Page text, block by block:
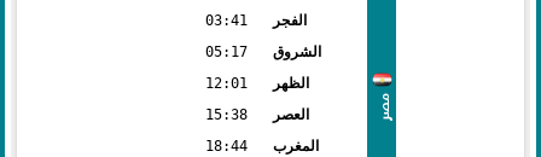
مصر
الفجر
03:41
الشروق
05:17
الظهر
12:01
العصر
15:38
المغرب
18:44